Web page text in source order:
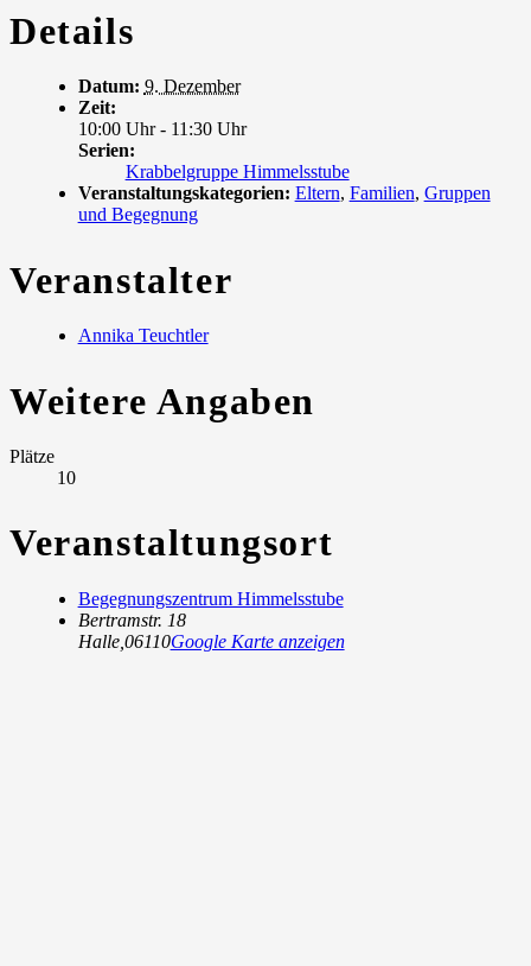
Details
Datum: 9. Dezember
Zeit:
10:00 Uhr - 11:30 Uhr
Serien:
Krabbelgruppe Himmelsstube
Veranstaltungskategorien: Eltern, Familien, Gruppen
und Begegnung
Veranstalter
Annika Teuchtler
Weitere Angaben
Plätze
10
Veranstaltungsort
Begegnungszentrum Himmelsstube
Bertramstr. 18
Halle, 06110Google Karte anzeigen